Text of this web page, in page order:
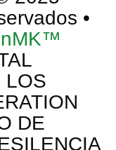
•
LOS
DE